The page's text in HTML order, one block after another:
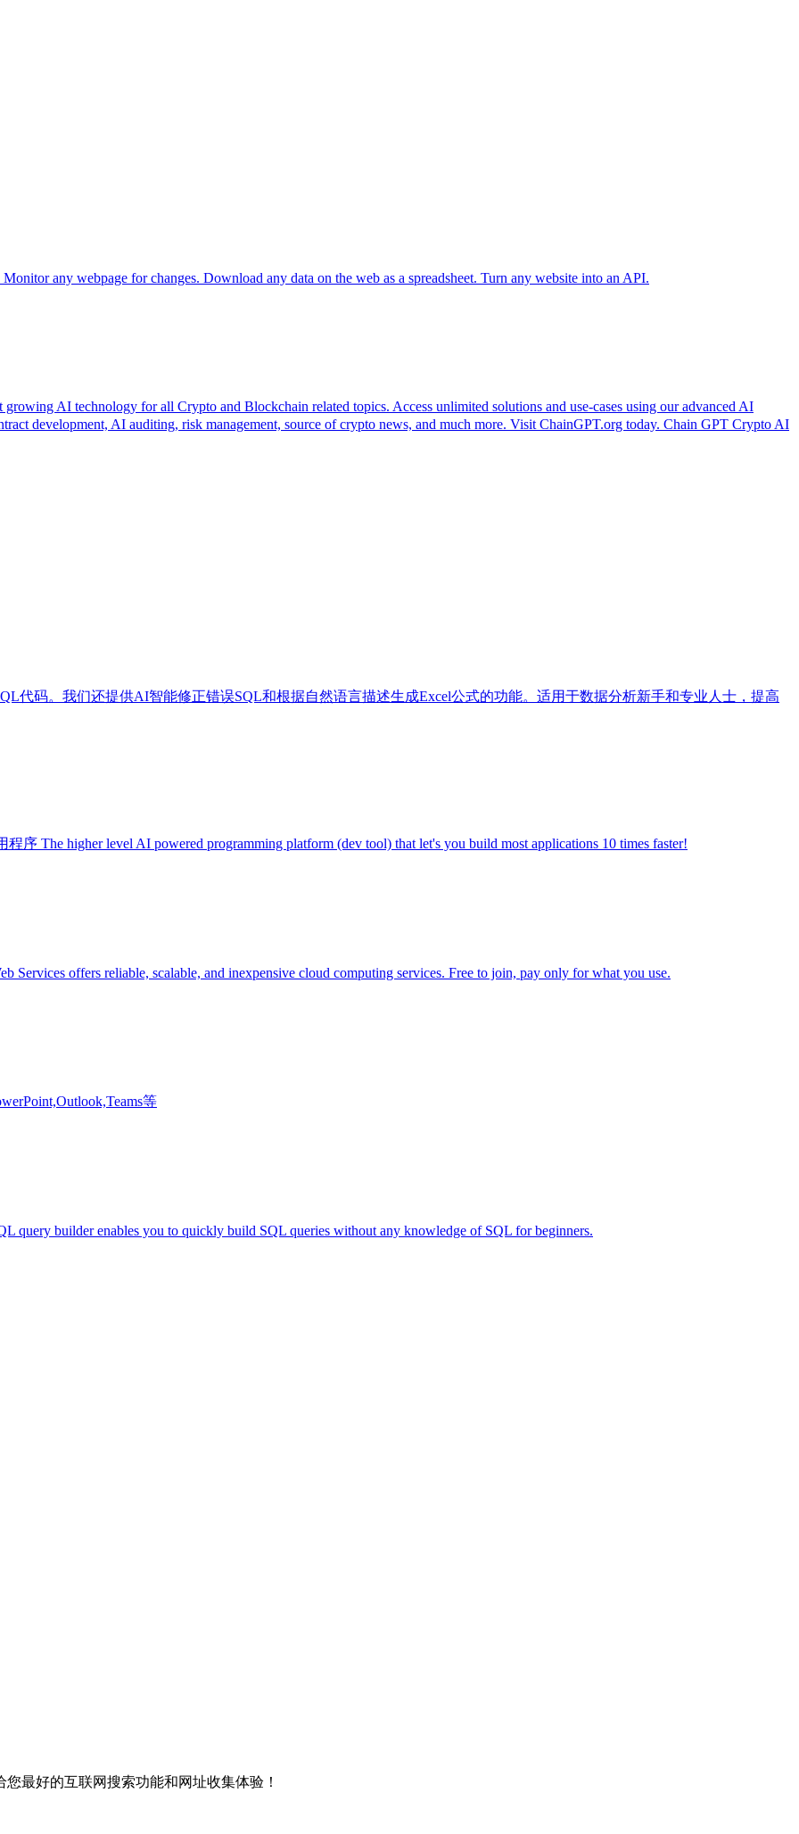
any webpage for changes. Download any data on the web as a spreadsheet. Turn any website into an API.
AI technology for all Crypto and Blockchain related topics. Access unlimited solutions and use-cases using our advanced AI
development, AI auditing, risk management, source of crypto news, and much more. Visit ChainGPT.org today. Chain GPT Crypto AI
代码。我们还提供AI智能修正错误SQL和根据自然语言描述生成Excel公式的功能。适用于数据分析新手和专业人士，提高
The higher level AI powered programming platform (dev tool) that let's you build most applications 10 times faster!
offers reliable, scalable, and inexpensive cloud computing services. Free to join, pay only for what you use.
等
builder enables you to quickly build SQL queries without any knowledge of SQL for beginners.
最好的互联网搜索功能和网址收集体验！